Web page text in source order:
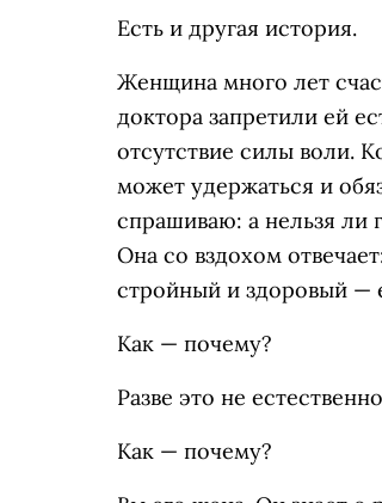
Есть и другая история.
Женщина много лет
доктора запретили ей
отсутствие силы воли.
может удержаться и
спрашиваю: а нельзя ли
Она со вздохом
стройный и здоровый —
Как — почему?
Разве это не
Как — почему?